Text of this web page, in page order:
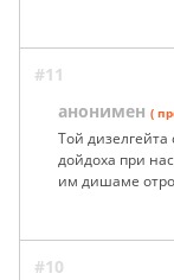
#11
анонимен (
Той дизелгейта
дойдоха при
им дишаме
#10